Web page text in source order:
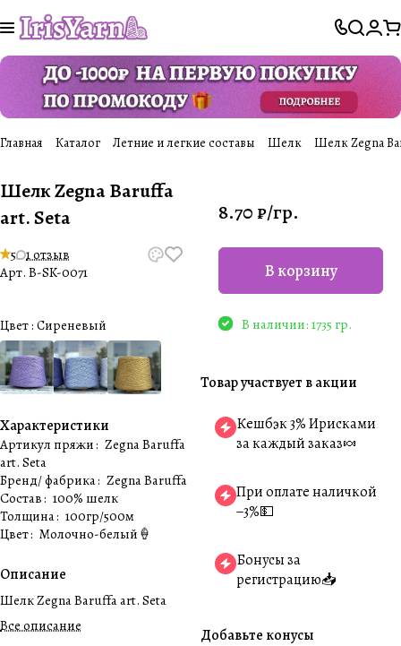
Главная Каталог Летние и легкие составы Шелк Шелк Zegna
Шелк Zegna Baruffa
art. Seta
5 1 отзыв
Арт. B-SK-0071
Цвет : Сиреневый
Характеристики
Артикул пряжи: Zegna Baruffa
art. Seta
Бренд/ фабрика: Zegna Baruffa
Состав: 100% шелк
Толщина: 100гр/500м
Цвет: Молочно-белый🍦
Описание
Шелк Zegna Baruffa art. Seta
Все описание
8.70 ₽/гр.
В корзину
В наличии: 1735 гр.
Товар участвует в акции
Кешбэк 3% Ирисками
за каждый заказ🍬
При оплате наличкой
−3%💵
Бонусы за
регистрацию📥
Добавьте конусы